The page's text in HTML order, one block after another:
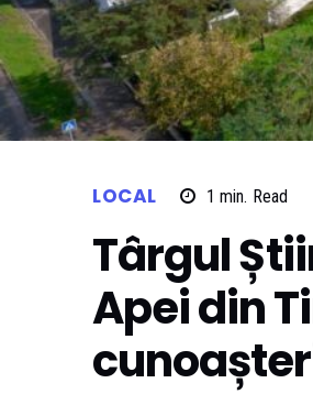
LOCAL 1 min. Read
Târgul
Apei din